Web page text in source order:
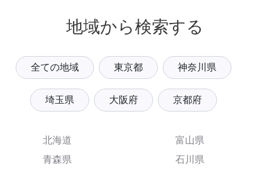
地域から検索する
全ての地域 東京都 神奈川県
埼玉県 大阪府 京都府
北海道
青森県
富山県
石川県